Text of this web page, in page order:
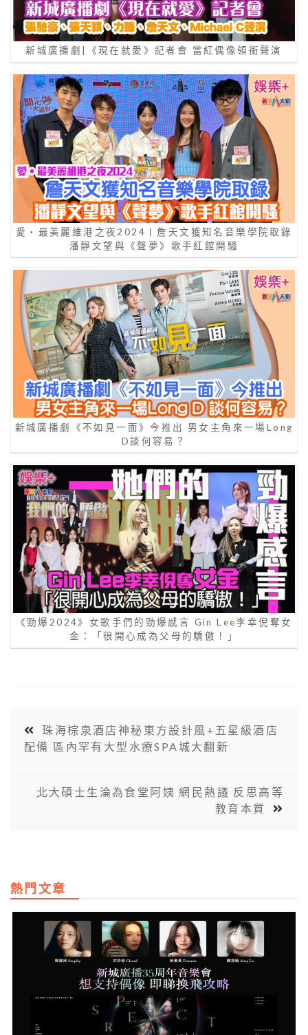
新城廣播劇|《現在就愛》記者會 當紅偶像領銜聲演
愛‧最美麗維港之夜2024丨詹天文獲知名音樂學院取錄
潘靜文望與《聲夢》歌手紅館開騷
新城廣播劇《不如見一面》今推出 男女主角來一場Long
D談何容易？
《勁爆2024》女歌手們的勁爆感言 Gin Lee李幸倪奪女
金：「很開心成為父母的驕傲！」
珠海棕泉酒店神秘東方設計風+五星級酒店
配備 區內罕有大型水療SPA城大翻新
北大碩士生淪為食堂阿姨 網民熱議 反思高等
教育本質
熱門文章